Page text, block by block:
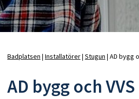
Badplatsen Installatörer Stugun AD bygg
AD bygg och VVS